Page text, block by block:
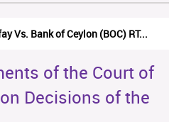
Vs. Bank of Ceylon (BOC) RT...
of the Court of
Decisions of the